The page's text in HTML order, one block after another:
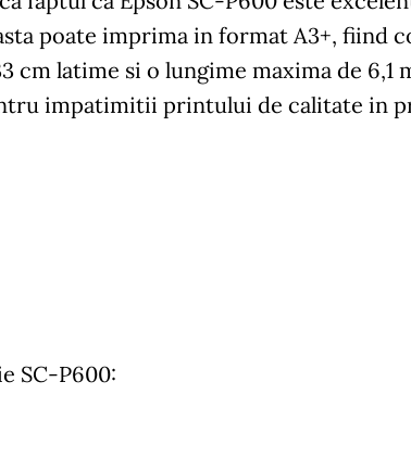
poate imprima in format A3+, fiind
cm latime si o lungime maxima de
impatimitii printului de calitate in
SC-P600: